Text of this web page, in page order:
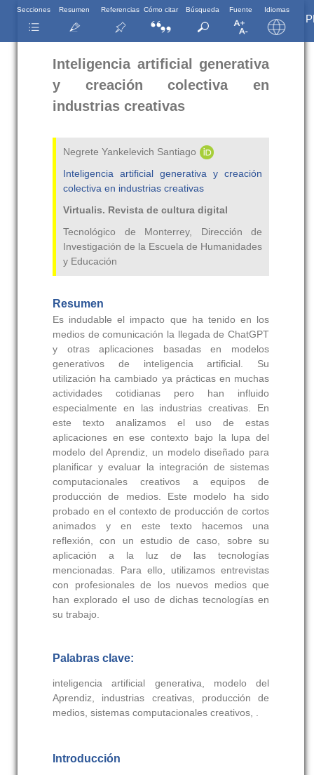
Secciones Resumen Referencias Cómo citar Búsqueda Fuente Idiomas
Inteligencia artificial generativa
y creación colectiva en
industrias creativas
Negrete Yankelevich Santiago
Inteligencia artificial generativa y creación
colectiva en industrias creativas
Virtualis. Revista de cultura digital
Tecnológico de Monterrey, Dirección de
Investigación de la Escuela de Humanidades
y Educación
Resumen
Es indudable el impacto que ha tenido en los
medios de comunicación la llegada de ChatGPT
y otras aplicaciones basadas en modelos
generativos de inteligencia artificial. Su
utilización ha cambiado ya prácticas en muchas
actividades cotidianas pero han influido
especialmente en las industrias creativas. En
este texto analizamos el uso de estas
aplicaciones en ese contexto bajo la lupa del
modelo del Aprendiz, un modelo diseñado para
planificar y evaluar la integración de sistemas
computacionales creativos a equipos de
producción de medios. Este modelo ha sido
probado en el contexto de producción de cortos
animados y en este texto hacemos una
reflexión, con un estudio de caso, sobre su
aplicación a la luz de las tecnologías
mencionadas. Para ello, utilizamos entrevistas
con profesionales de los nuevos medios que
han explorado el uso de dichas tecnologías en
su trabajo.
Palabras clave:
inteligencia artificial generativa, modelo del
Aprendiz, industrias creativas, producción de
medios, sistemas computacionales creativos, .
Introducción